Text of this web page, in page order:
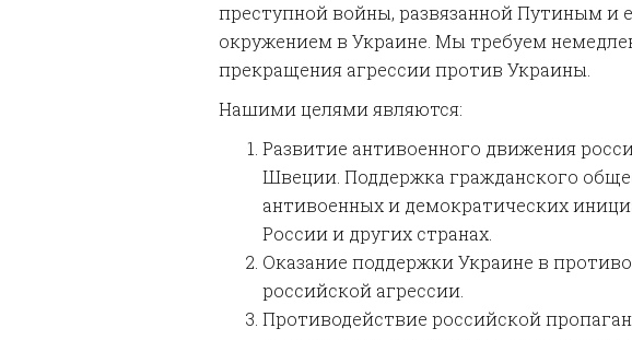
преступной войны, развязанной Путиным и
окружением в Украине. Мы требуем
прекращения агрессии против Украины.
Нашими целями являются:
Развитие антивоенного движения
Швеции. Поддержка гражданского
антивоенных и демократических
России и других странах.
Оказание поддержки Украине в
российской агрессии.
Противодействие российской